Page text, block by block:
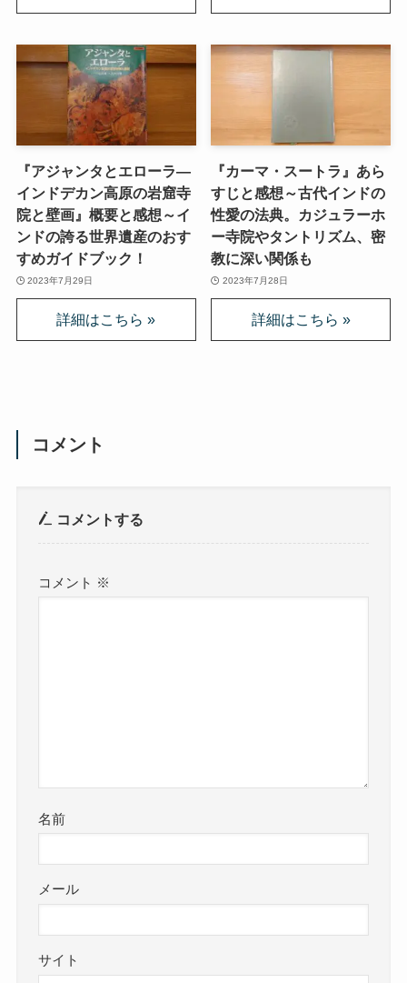
『アジャンタとエローラ―
インドデカン高原の岩窟寺
院と壁画』概要と感想～イ
ンドの誇る世界遺産のおす
すめガイドブック！
2023年7月29日
『カーマ・スートラ』あら
すじと感想～古代インドの
性愛の法典。カジュラーホ
ー寺院やタントリズム、密
教に深い関係も
2023年7月28日
コメント
コメントする
コメント ※
名前
メール
サイト